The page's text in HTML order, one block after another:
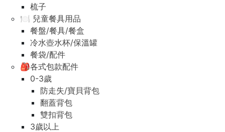
梳子
🍽️ 兒童餐具用品
餐盤/餐具/餐盒
冷水壺水杯/保溫罐
餐袋/配件
🎒各式包款配件
0-3歲
防走失/寶貝背包
翻蓋背包
雙扣背包
3歲以上